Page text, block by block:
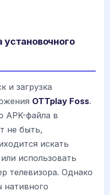
установочного
и загрузка
OTTplay Foss.
APK-файла в
не быть,
искать
использовать
телевизора. Однако
нативного